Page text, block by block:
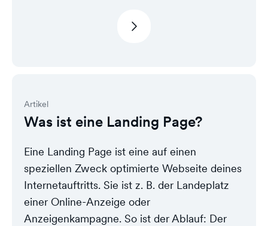
Artikel
Was ist eine Landing Page?
Eine Landing Page ist eine auf einen
speziellen Zweck optimierte Webseite deines
Internetauftritts. Sie ist z. B. der Landeplatz
einer Online-Anzeige oder
Anzeigenkampagne. So ist der Ablauf: Der